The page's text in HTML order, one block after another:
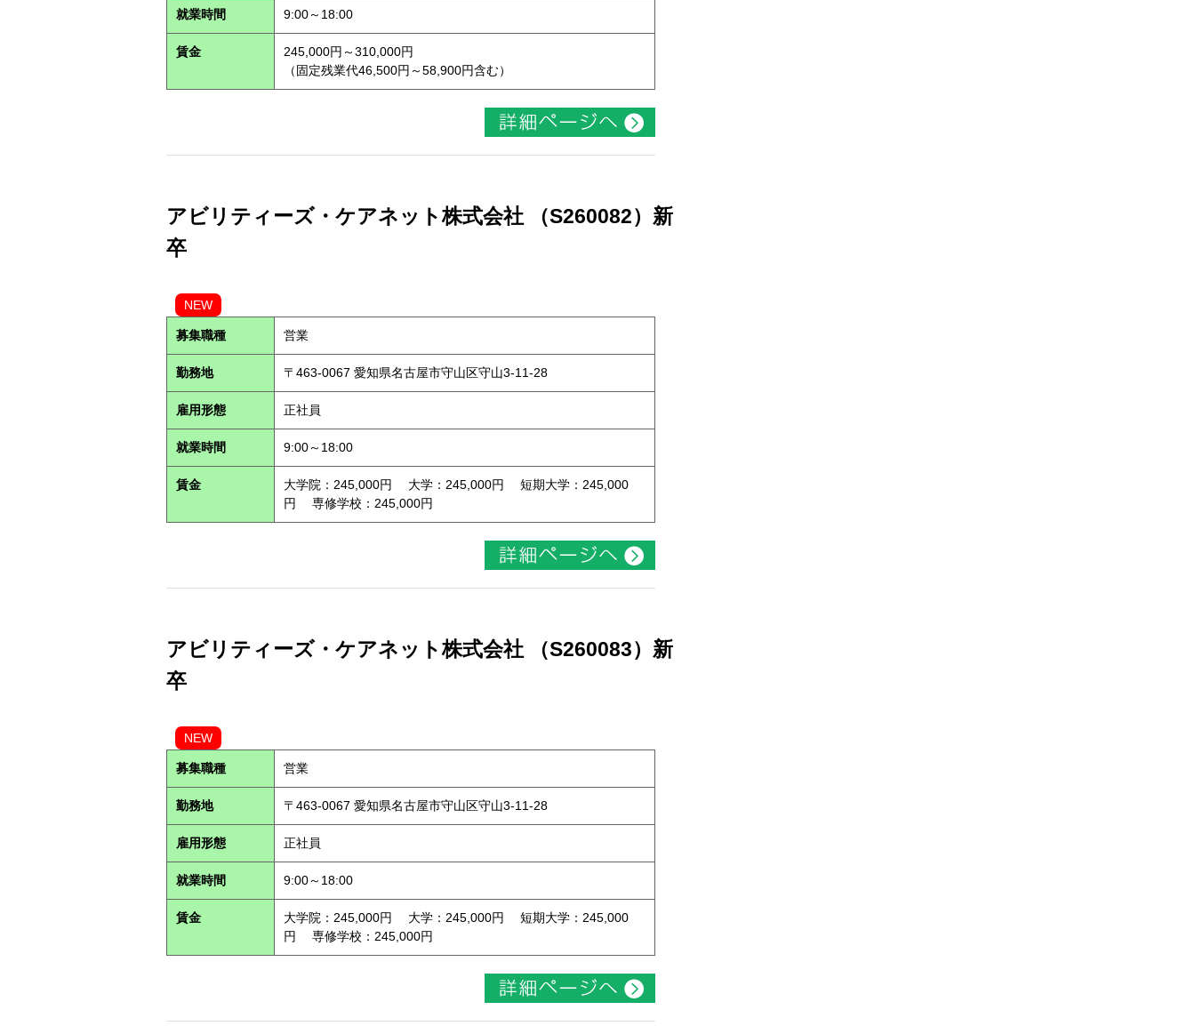
就業時間 9:00～18:00
賃金
245,000円～310,000円
（固定残業代46,500円～58,900円含む）
アビリティーズ・ケアネット株式会社 （S260082）新
卒
NEW
募集職種 営業
勤務地 〒463-0067 愛知県名古屋市守山区守山3-11-28
雇用形態 正社員
就業時間 9:00～18:00
賃金
大学院：245,000円 大学：245,000円 短期大学：245,000
円 専修学校：245,000円
アビリティーズ・ケアネット株式会社 （S260083）新
卒
NEW
募集職種 営業
勤務地 〒463-0067 愛知県名古屋市守山区守山3-11-28
雇用形態 正社員
就業時間 9:00～18:00
賃金
大学院：245,000円 大学：245,000円 短期大学：245,000
円 専修学校：245,000円